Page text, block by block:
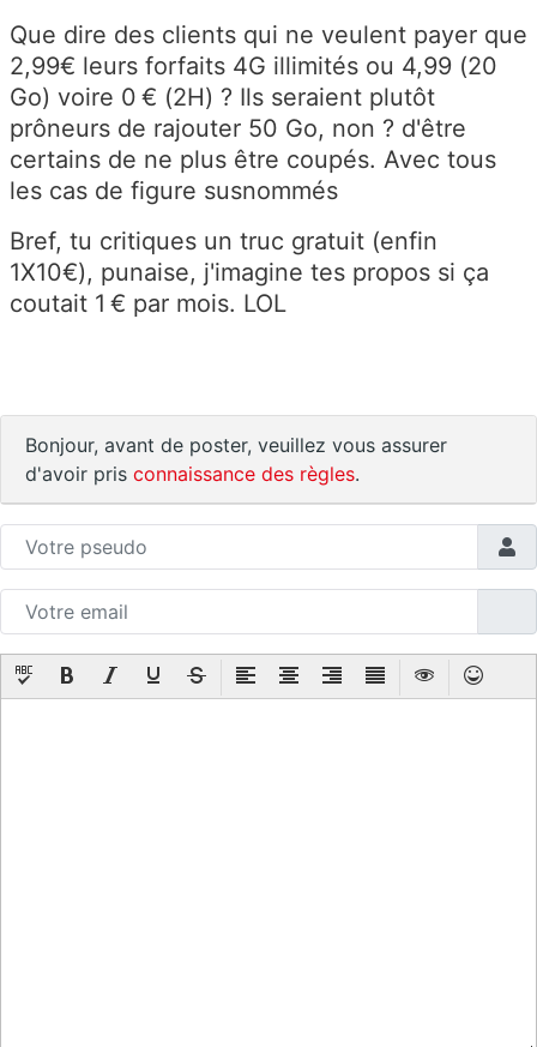
Que dire des clients qui ne veulent payer que
2,99€ leurs forfaits 4G illimités ou 4,99 (20
Go) voire 0 € (2H) ? Ils seraient plutôt
prôneurs de rajouter 50 Go, non ? d'être
certains de ne plus être coupés. Avec tous
les cas de figure susnommés
Bref, tu critiques un truc gratuit (enfin
1X10€), punaise, j'imagine tes propos si ça
coutait 1 € par mois. LOL
Bonjour, avant de poster, veuillez vous assurer
d'avoir pris connaissance des règles.